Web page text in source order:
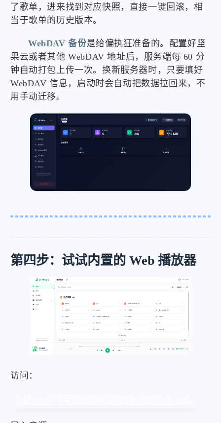
了歌单，进来找到对应快照，直接一键回滚，相
当于歌单的历史版本。
WebDAV 备份是给偏执狂准备的。配置好坚
果云或者其他 WebDAV 地址后，服务端每 60 分
钟自动打包上传一次。换新服务器时，只要填好
WebDAV 信息，启动时会自动把数据拉回来，不
用手动迁移。
第四步：试试内置的 Web 播放器
访问：